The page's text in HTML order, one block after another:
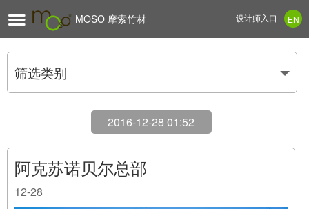
 MOSO 摩索竹材 EN
设计师入口
筛选类别
2016-12-28 01:52
阿克苏诺贝尔总部
12-28